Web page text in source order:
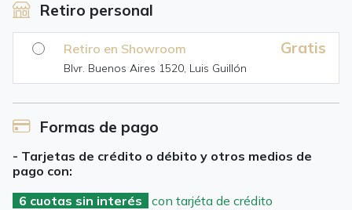
Retiro personal
Gratis
Retiro en Showroom
Blvr. Buenos Aires 1520, Luis Guillón
Formas de pago
- Tarjetas de crédito o débito y otros medios de
pago con:
6 cuotas sin interés
con tarjéta de crédito